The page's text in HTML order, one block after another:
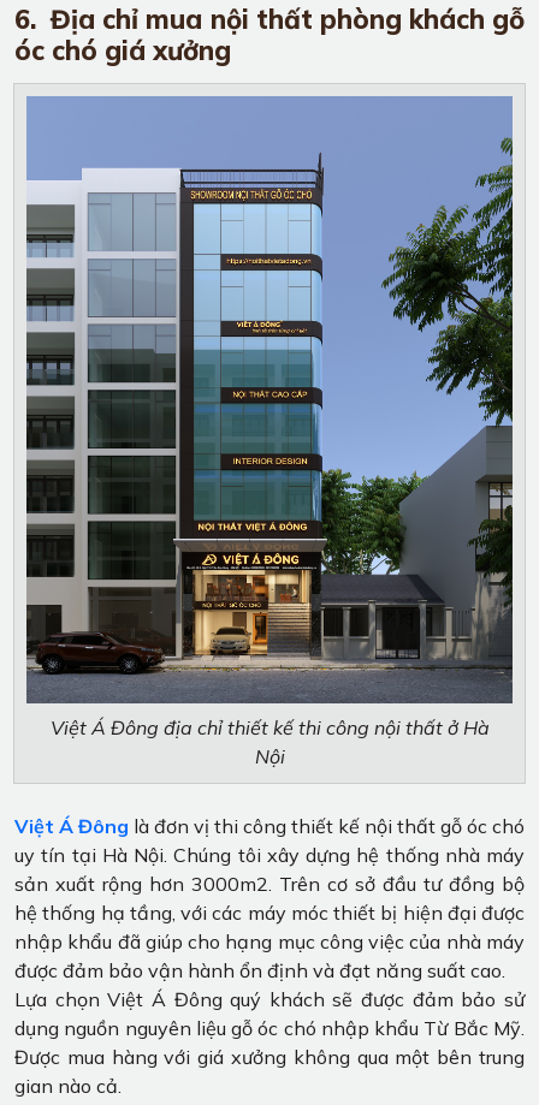
6. Địa chỉ mua nội thất phòng khách gỗ
óc chó giá xưởng
Việt Á Đông địa chỉ thiết kế thi công nội thất ở Hà
Nội
Việt Á Đông là đơn vị thi công thiết kế nội thất gỗ óc chó
uy tín tại Hà Nội. Chúng tôi xây dựng hệ thống nhà máy
sản xuất rộng hơn 3000m2. Trên cơ sở đầu tư đồng bộ
hệ thống hạ tầng, với các máy móc thiết bị hiện đại được
nhập khẩu đã giúp cho hạng mục công việc của nhà máy
được đảm bảo vận hành ổn định và đạt năng suất cao.
Lựa chọn Việt Á Đông quý khách sẽ được đảm bảo sử
dụng nguồn nguyên liệu gỗ óc chó nhập khẩu Từ Bắc Mỹ.
Được mua hàng với giá xưởng không qua một bên trung
gian nào cả.